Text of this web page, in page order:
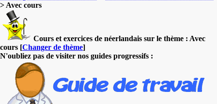
> Avec cours
Cours et exercices de néerlandais sur le thème : Avec
cours [Changer de thème]
N'oubliez pas de visiter nos guides progressifs :